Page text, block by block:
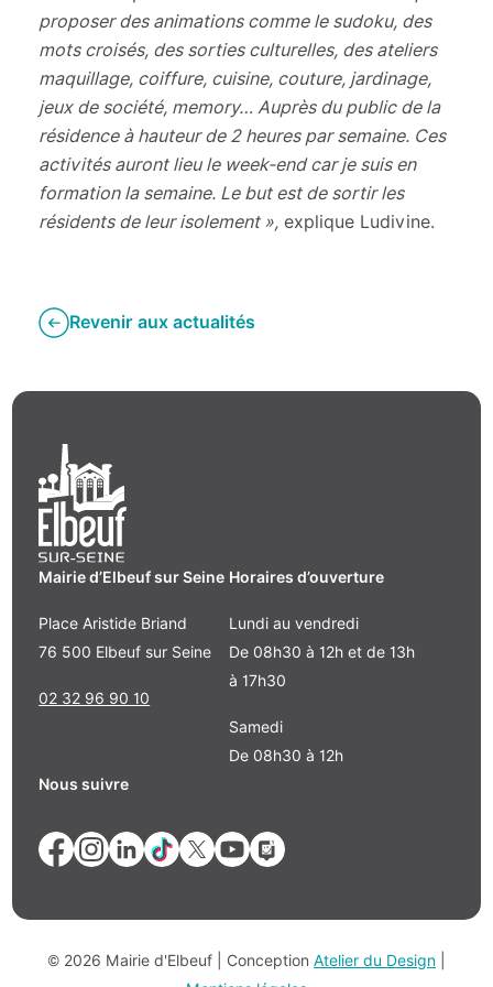
proposer des animations comme le sudoku, des
mots croisés, des sorties culturelles, des ateliers
maquillage, coiffure, cuisine, couture, jardinage,
jeux de société, memory… Auprès du public de la
résidence à hauteur de 2 heures par semaine. Ces
activités auront lieu le week-end car je suis en
formation la semaine. Le but est de sortir les
résidents de leur isolement », explique Ludivine.
Revenir aux actualités
Mairie d’Elbeuf sur Seine
Place Aristide Briand
76 500 Elbeuf sur Seine
02 32 96 90 10
Horaires d’ouverture
Lundi au vendredi
De 08h30 à 12h et de 13h
à 17h30
Samedi
De 08h30 à 12h
Nous suivre
© 2026 Mairie d'Elbeuf | Conception Atelier du Design